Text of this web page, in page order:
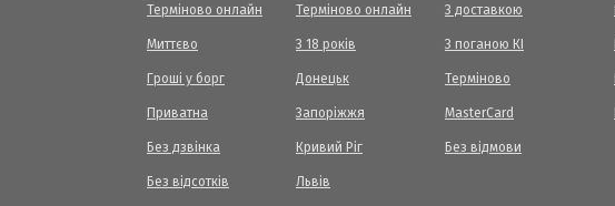
Терміново онлайн
Миттєво
Гроші у борг
Приватна
Без дзвінка
Без відсотків
Терміново онлайн
З 18 років
Донецьк
Запоріжжя
Кривий Ріг
Львів
З доставкою
З поганою КІ
Терміново
МasterCard
Без відмови